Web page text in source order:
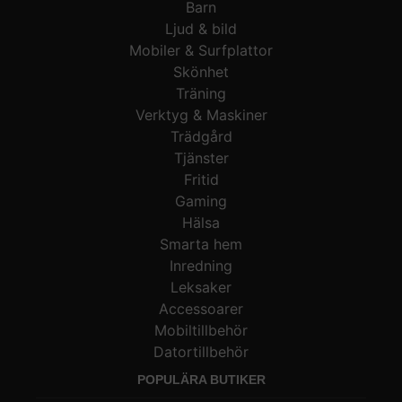
Barn
Ljud & bild
Mobiler & Surfplattor
Skönhet
Träning
Verktyg & Maskiner
Trädgård
Tjänster
Fritid
Gaming
Hälsa
Smarta hem
Inredning
Leksaker
Accessoarer
Mobiltillbehör
Datortillbehör
POPULÄRA BUTIKER